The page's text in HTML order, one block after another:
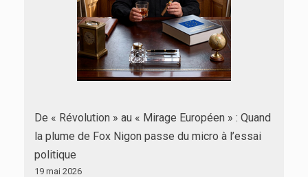
De « Révolution » au « Mirage Européen » : Quand
la plume de Fox Nigon passe du micro à l’essai
politique
19 mai 2026